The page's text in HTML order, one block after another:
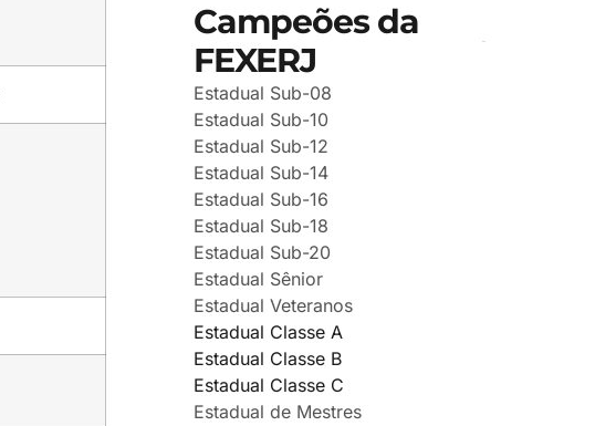
Campeões da
FEXERJ
Estadual Sub-08
Estadual Sub-10
Estadual Sub-12
Estadual Sub-14
Estadual Sub-16
Estadual Sub-18
Estadual Sub-20
Estadual Sênior
Estadual Veteranos
Estadual Classe A
Estadual Classe B
Estadual Classe C
Estadual de Mestres